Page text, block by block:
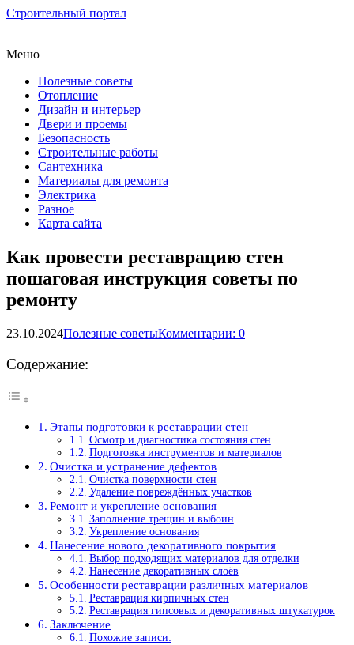
Строительный портал
Меню
Полезные советы
Отопление
Дизайн и интерьер
Двери и проемы
Безопасность
Строительные работы
Сантехника
Материалы для ремонта
Электрика
Разное
Карта сайта
Как провести реставрацию стен
пошаговая инструкция советы по
ремонту
23.10.2024Полезные советыКомментарии: 0
Содержание:
Этапы подготовки к реставрации стен
Осмотр и диагностика состояния стен
Подготовка инструментов и материалов
Очистка и устранение дефектов
Очистка поверхности стен
Удаление повреждённых участков
Ремонт и укрепление основания
Заполнение трещин и выбоин
Укрепление основания
Нанесение нового декоративного покрытия
Выбор подходящих материалов для отделки
Нанесение декоративных слоёв
Особенности реставрации различных материалов
Реставрация кирпичных стен
Реставрация гипсовых и декоративных штукатурок
Заключение
Похожие записи: